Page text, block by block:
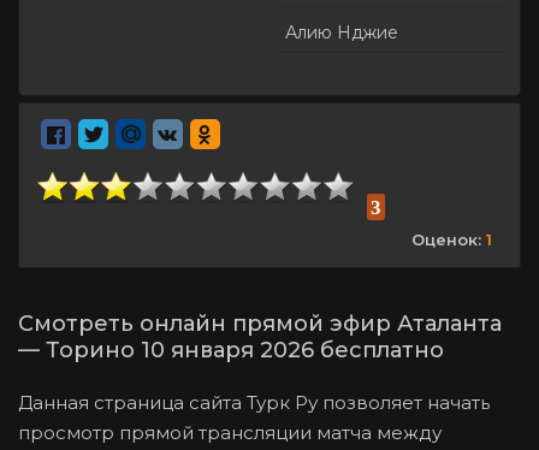
Данная страница сайта Турк Ру позволяет начать
просмотр прямой трансляции матча между
Смотреть онлайн прямой эфир Аталанта
— Торино 10 января 2026 бесплатно
Алию Нджие
3
Оценок: 1